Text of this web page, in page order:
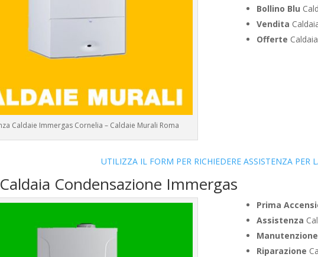
Caldaie Immergas Cornelia – Caldaie Murali Roma
Bollino Blu
Vendita
Offerte
UTILIZZA IL FORM PER RICHIEDERE ASSISTENZA PER
Condensazione Immergas
Prima
Assistenza
Manutenzione
Riparazione